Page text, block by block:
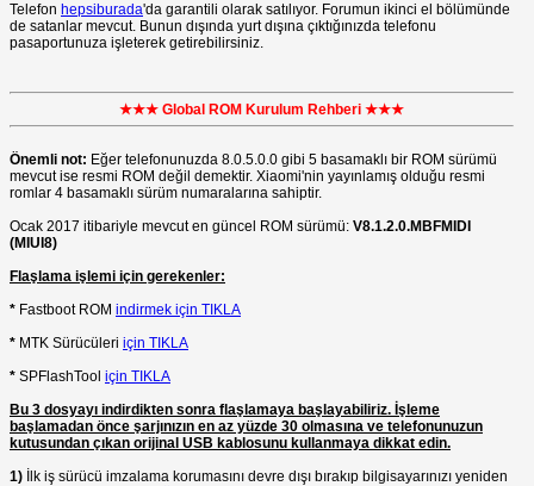
Telefon hepsiburada'da garantili olarak satılıyor. Forumun ikinci el bölümünde
de satanlar mevcut. Bunun dışında yurt dışına çıktığınızda telefonu
pasaportunuza işleterek getirebilirsiniz.
★★★ Global ROM Kurulum Rehberi ★★★
Önemli not: Eğer telefonunuzda 8.0.5.0.0 gibi 5 basamaklı bir ROM sürümü
mevcut ise resmi ROM değil demektir. Xiaomi'nin yayınlamış olduğu resmi
romlar 4 basamaklı sürüm numaralarına sahiptir.
Ocak 2017 itibariyle mevcut en güncel ROM sürümü: V8.1.2.0.MBFMIDI
(MIUI8)
Flaşlama işlemi için gerekenler:
* Fastboot ROM indirmek için TIKLA
* MTK Sürücüleri için TIKLA
* SPFlashTool için TIKLA
Bu 3 dosyayı indirdikten sonra flaşlamaya başlayabiliriz. İşleme
başlamadan önce şarjınızın en az yüzde 30 olmasına ve telefonunuzun
kutusundan çıkan orijinal USB kablosunu kullanmaya dikkat edin.
1) İlk iş sürücü imzalama korumasını devre dışı bırakıp bilgisayarınızı yeniden